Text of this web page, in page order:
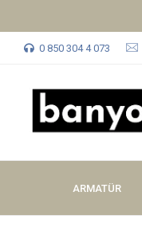
0 850 304 4 073
ARMATÜR